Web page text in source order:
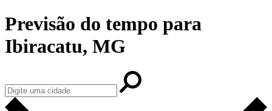
Previsão do tempo para
Ibiracatu, MG